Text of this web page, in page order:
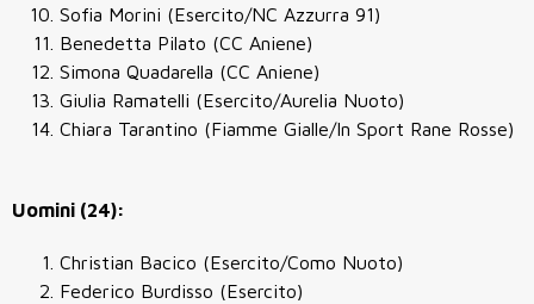
Sofia Morini (Esercito/NC Azzurra 91)
Benedetta Pilato (CC Aniene)
Simona Quadarella (CC Aniene)
Giulia Ramatelli (Esercito/Aurelia Nuoto)
Chiara Tarantino (Fiamme Gialle/In Sport Rane Rosse)
Uomini (24):
Christian Bacico (Esercito/Como Nuoto)
Federico Burdisso (Esercito)